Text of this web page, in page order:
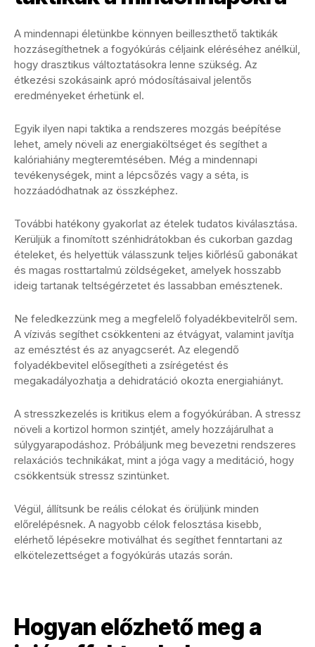
A mindennapi életünkbe könnyen beilleszthető taktikák
hozzásegíthetnek a fogyókúrás céljaink eléréséhez anélkül,
hogy drasztikus változtatásokra lenne szükség. Az
étkezési szokásaink apró módosításaival jelentős
eredményeket érhetünk el.
Egyik ilyen napi taktika a rendszeres mozgás beépítése
lehet, amely növeli az energiaköltséget és segíthet a
kalóriahiány megteremtésében. Még a mindennapi
tevékenységek, mint a lépcsőzés vagy a séta, is
hozzáadódhatnak az összképhez.
További hatékony gyakorlat az ételek tudatos kiválasztása.
Kerüljük a finomított szénhidrátokban és cukorban gazdag
ételeket, és helyettük válasszunk teljes kiőrlésű gabonákat
és magas rosttartalmú zöldségeket, amelyek hosszabb
ideig tartanak teltségérzetet és lassabban emésztenek.
Ne feledkezzünk meg a megfelelő folyadékbevitelről sem.
A vízivás segíthet csökkenteni az étvágyat, valamint javítja
az emésztést és az anyagcserét. Az elegendő
folyadékbevitel elősegítheti a zsírégetést és
megakadályozhatja a dehidratáció okozta energiahiányt.
A stresszkezelés is kritikus elem a fogyókúrában. A stressz
növeli a kortizol hormon szintjét, amely hozzájárulhat a
súlygyarapodáshoz. Próbáljunk meg bevezetni rendszeres
relaxációs technikákat, mint a jóga vagy a meditáció, hogy
csökkentsük stressz szintünket.
Végül, állítsunk be reális célokat és örüljünk minden
előrelépésnek. A nagyobb célok felosztása kisebb,
elérhető lépésekre motiválhat és segíthet fenntartani az
elkötelezettséget a fogyókúrás utazás során.
Hogyan előzhető meg a